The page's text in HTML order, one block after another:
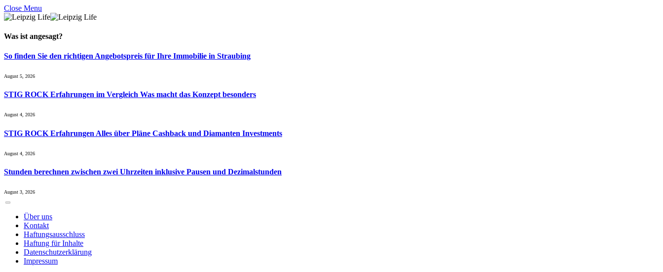
Close Menu
Was ist angesagt?
So finden Sie den richtigen Angebotspreis für Ihre Immobilie in Straubing
August 5, 2026
STIG ROCK Erfahrungen im Vergleich Was macht das Konzept besonders
August 4, 2026
STIG ROCK Erfahrungen Alles über Pläne Cashback und Diamanten Investments
August 4, 2026
Stunden berechnen zwischen zwei Uhrzeiten inklusive Pausen und Dezimalstunden
August 3, 2026
Über uns
Kontakt
Haftungsausschluss
Haftung für Inhalte
Datenschutzerklärung
Impressum